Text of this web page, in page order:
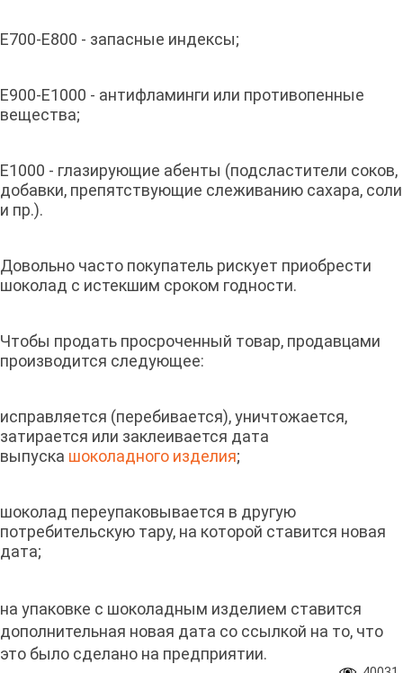
Е700-Е800 - запасные индексы;
Е900-Е1000 - антифламинги или противопенные
вещества;
Е1000 - глазирующие абенты (подсластители соков,
добавки, препятствующие слеживанию сахара, соли
и пр.).
Довольно часто покупатель рискует приобрести
шоколад с истекшим сроком годности.
Чтобы продать просроченный товар, продавцами
производится следующее:
исправляется (перебивается), уничтожается,
затирается или заклеивается дата
выпуска шоколадного изделия;
шоколад переупаковывается в другую
потребительскую тару, на которой ставится новая
дата;
на упаковке с шоколадным изделием ставится
дополнительная новая дата со ссылкой на то, что
это было сделано на предприятии.